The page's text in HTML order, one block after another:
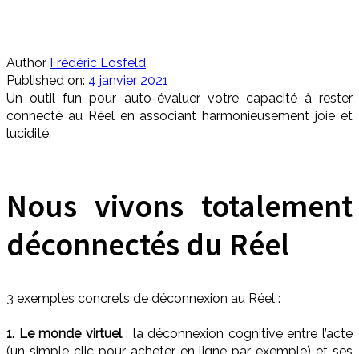
Author Frédéric Losfeld
Published on: 4 janvier 2021
Un outil fun pour auto-évaluer votre capacité à rester
connecté au Réel en associant harmonieusement joie et
lucidité.
Nous vivons totalement
déconnectés du Réel
3 exemples concrets de déconnexion au Réel :
1. Le monde virtuel: la déconnexion cognitive entre l’acte